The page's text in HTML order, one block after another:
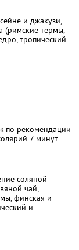
и джакузи,
(римские термы,
тропический
по рекомендации
7 минут
соляной
чай,
финская и
и